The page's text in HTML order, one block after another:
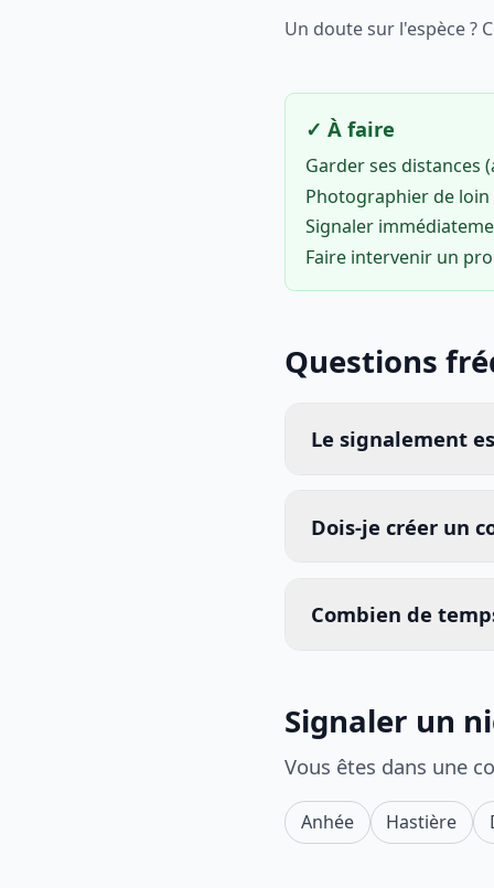
Un doute sur l'espèce ?
✓ À faire
Garder ses distances
Photographier de loin
Signaler
Faire intervenir un
Questions
Le signalement
Dois-je créer un
Combien de
Signaler un
Vous êtes dans une
Anhée Hastière